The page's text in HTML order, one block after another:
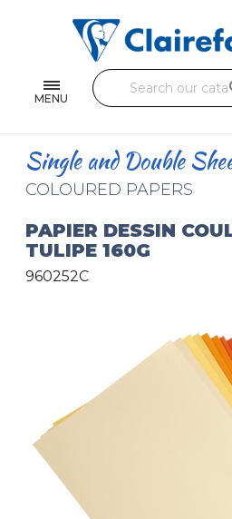
MENU
Single and double sheets
Fine arts
Handicraft
Pencil cases & Leather goods
Single and Double
COLOURED PAPERS
PAPIER DESSIN
TULIPE 160G
960252C